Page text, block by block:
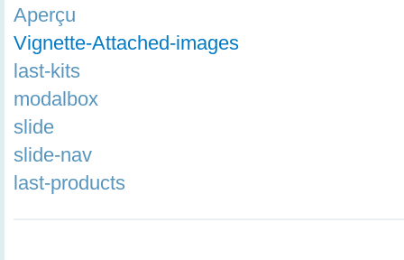
Aperçu
Vignette-Attached-images
last-kits
modalbox
slide
slide-nav
last-products